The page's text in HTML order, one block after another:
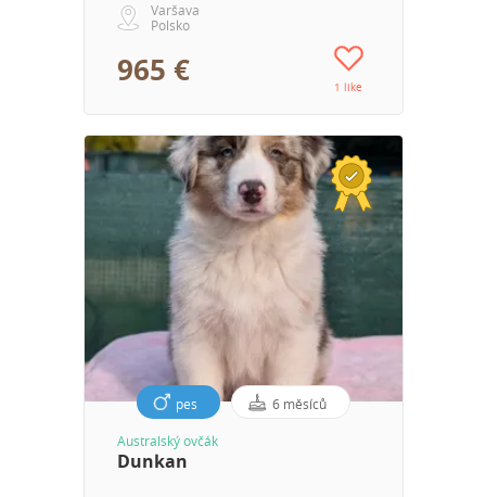
Varšava
Polsko
965 € 1 like
pes 6 měsíců
Australský ovčák
Dunkan